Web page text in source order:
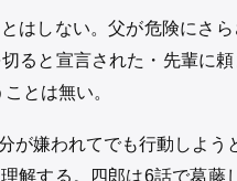
はしない。父が危険にさ
ると宣言された・先輩に
とは無い。
が嫌われてでも行動しよう
解する。四郎は6話で葛藤